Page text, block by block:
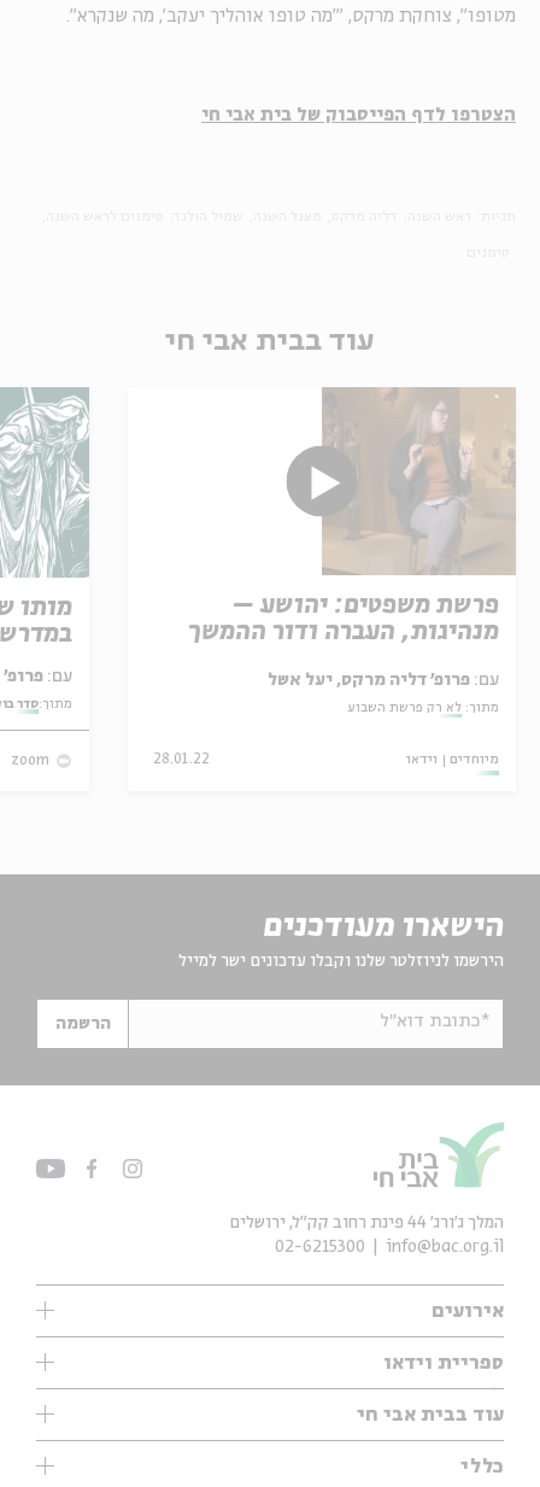
מטופו", צוחקת מרקס, "'מה טופו אוהליך יעקב', מה שנקרא".
הצטרפו לדף הפייסבוק של בית אבי חי
עוד בבית אבי חי
פרשת משפטים: יהושע –
מנהיגות, העברה ודור ההמשך
עם: פרופ' דליה מרקס, יעל אשל
מתוך: לא רק פרשת השבוע
מיוחדים וידאו 28.01.22
מותו
עם: פרופ' אביגדור שנאן
מתוך:סדר
zoom
הישארו מעודכנים
הירשמו לניוזלטר שלנו וקבלו עדכונים ישר למייל
*כתובת דוא"ל הרשמה
אירועים
עיון
אנגלית
נוער
ספריית וידאו
ילדים
מוזיקה
עיון
עוד בבית אבי חי
תערוכות
מיוחדים
כללי
המלך ג'ורג' 44 פינת רחוב קק״ל, ירושלים
info@bac.org.il
02-6215300